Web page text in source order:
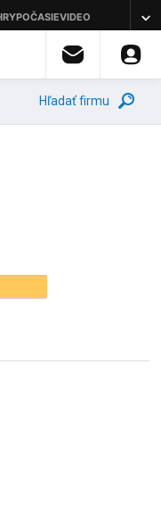
Hľadať firmu